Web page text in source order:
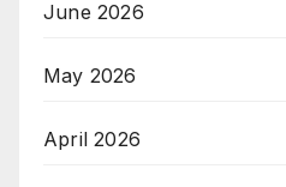
June 2026
May 2026
April 2026